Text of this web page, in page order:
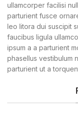
ullamcorper facilisi
parturient fusce
leo litora dui suscipit
faucibus ligula
ipsum a a parturient
phasellus vestibulum
parturient ut a